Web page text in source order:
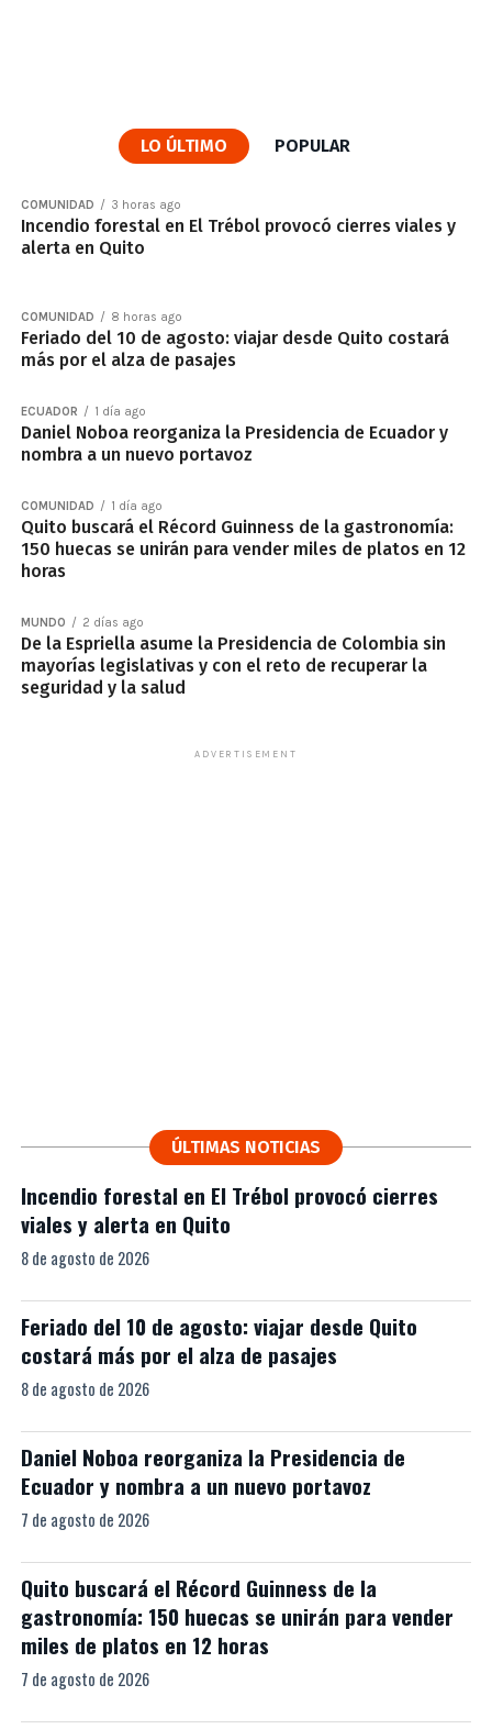
LO ÚLTIMO POPULAR
COMUNIDAD 3 horas ago
Incendio forestal en El Trébol provocó cierres viales y
alerta en Quito
COMUNIDAD 8 horas ago
Feriado del 10 de agosto: viajar desde Quito costará
más por el alza de pasajes
ECUADOR 1 día ago
Daniel Noboa reorganiza la Presidencia de Ecuador y
nombra a un nuevo portavoz
COMUNIDAD 1 día ago
Quito buscará el Récord Guinness de la gastronomía:
150 huecas se unirán para vender miles de platos en 12
horas
MUNDO 2 días ago
De la Espriella asume la Presidencia de Colombia sin
mayorías legislativas y con el reto de recuperar la
seguridad y la salud
ADVERTISEMENT
ÚLTIMAS NOTICIAS
Incendio forestal en El Trébol provocó cierres
viales y alerta en Quito
8 de agosto de 2026
Feriado del 10 de agosto: viajar desde Quito
costará más por el alza de pasajes
8 de agosto de 2026
Daniel Noboa reorganiza la Presidencia de
Ecuador y nombra a un nuevo portavoz
7 de agosto de 2026
Quito buscará el Récord Guinness de la
gastronomía: 150 huecas se unirán para vender
miles de platos en 12 horas
7 de agosto de 2026